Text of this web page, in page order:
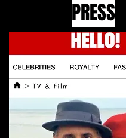
PRESS